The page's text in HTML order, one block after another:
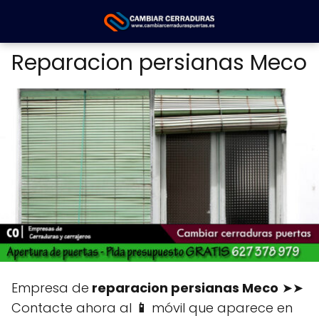
Reparacion persianas Meco
Empresa de reparacion persianas Meco ➤➤
Contacte ahora al 📱 móvil que aparece en